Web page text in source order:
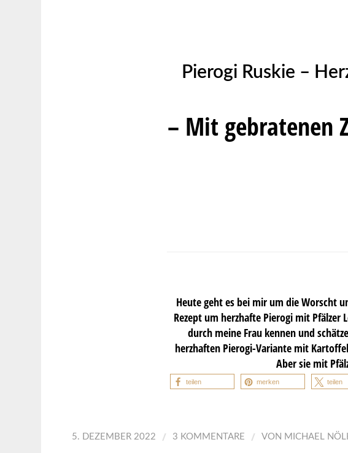
Pierogi Ruskie –
– Mit gebratenen
Heute geht es bei mir um die Worscht
Rezept um herzhafte Pierogi mit Pfälzer
durch meine Frau kennen und
herzhaften Pierogi-Variante mit
Aber sie mit
teilen merken teilen
5. DEZEMBER 2022 / 3 KOMMENTARE / VON MICHAEL